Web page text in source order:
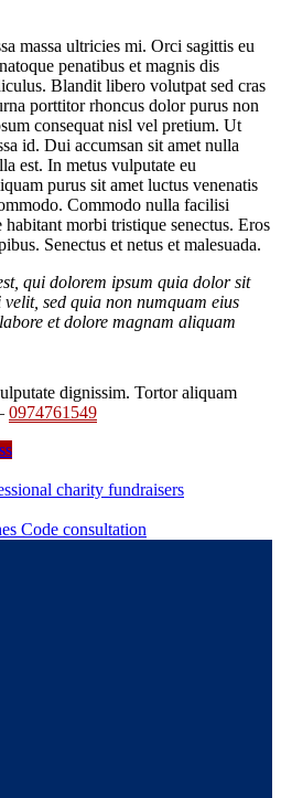
massa ultricies mi. Orci sagittis eu
penatibus et magnis dis
Blandit libero volutpat sed cras
porttitor rhoncus dolor purus non
consequat nisl vel pretium. Ut
id. Dui accumsan sit amet nulla
est. In metus vulputate eu
purus sit amet luctus venenatis
Commodo nulla facilisi
morbi tristique senectus. Eros
Senectus et netus et malesuada.
qui dolorem ipsum quia dolor sit
sed quia non numquam eius
et dolore magnam aliquam
dignissim. Tortor aliquam
0974761549
charity fundraisers
Code consultation